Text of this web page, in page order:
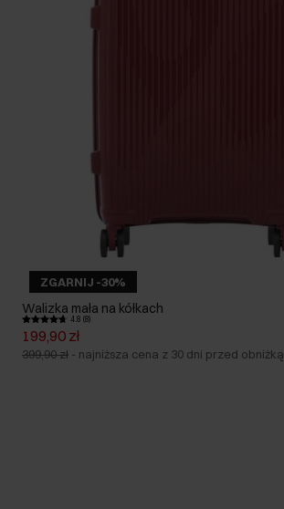
ZGARNIJ -30%
Walizka mała na kółkach
4.8 (8)
199,90 zł
399,90 zł - najniższa cena z 30 dni przed obniżką